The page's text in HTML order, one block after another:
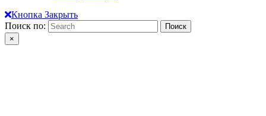
Кнопка Закрыть
Поиск по:
×